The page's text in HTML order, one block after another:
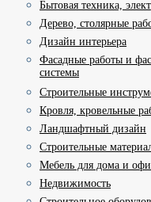
Бытовая техника,
Дерево, столярные
Дизайн интерьера
Фасадные работы и
системы
Строительные
Кровля, кровельные
Ландшафтный дизайн
Строительные
Мебель для дома и
Недвижимость